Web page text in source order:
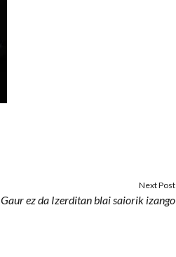
Next Post
Gaur ez da Izerditan blai saiorik izango